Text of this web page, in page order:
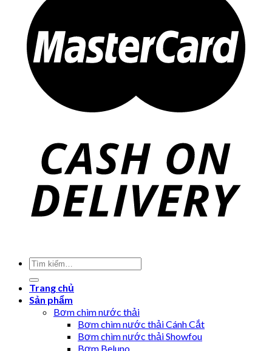
Trang chủ
Sản phẩm
Bơm chìm nước thải
Bơm chìm nước thải Cánh Cắt
Bơm chìm nước thải Showfou
Bơm Beluno